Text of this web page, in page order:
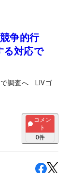
争的行
対応で
で調査へ LIVゴ
コメン
ト
0件